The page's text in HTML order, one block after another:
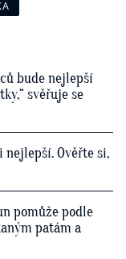
bude nejlepší
svěřuje se
Ověřte si,
pomůže podle
patám a